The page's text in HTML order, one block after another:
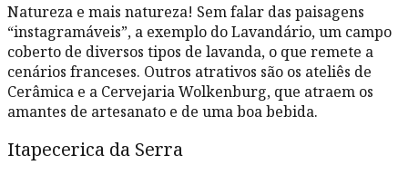
Natureza e mais natureza! Sem falar das paisagens
“instagramáveis”, a exemplo do Lavandário, um campo
coberto de diversos tipos de lavanda, o que remete a
cenários franceses. Outros atrativos são os ateliês de
Cerâmica e a Cervejaria Wolkenburg, que atraem os
amantes de artesanato e de uma boa bebida.
Itapecerica da Serra